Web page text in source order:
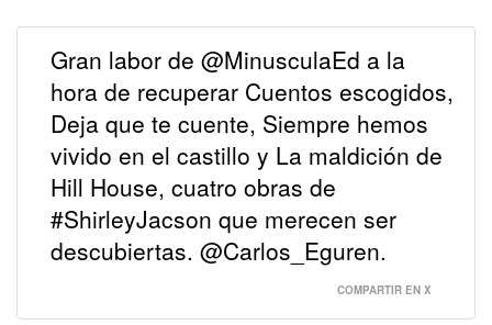
Gran labor de @MinusculaEd a la
hora de recuperar Cuentos escogidos,
Deja que te cuente, Siempre hemos
vivido en el castillo y La maldición de
Hill House, cuatro obras de
#ShirleyJacson que merecen ser
descubiertas. @Carlos_Eguren.
COMPARTIR EN X